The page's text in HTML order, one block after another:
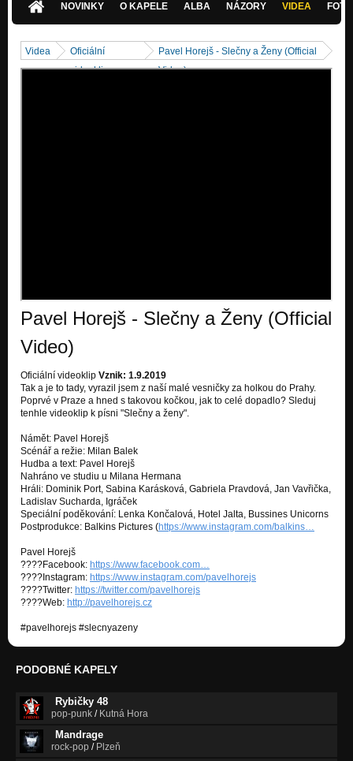
Stíny vestibulu
Souznění
NOVINKY O KAPELE ALBA NÁZORY VIDEA
Videa
Oficiální
videoklipy
Pavel Horejš - Slečny a Ženy (Official
Video)
Pavel Horejš - Slečny a Ženy (Official
Video)
Oficiální videoklip Vznik: 1.9.2019
Tak a je to tady, vyrazil jsem z naší malé vesničky za holkou do Prahy.
Poprvé v Praze a hned s takovou kočkou, jak to celé dopadlo? Sleduj
tenhle videoklip k písni "Slečny a ženy".
Námět: Pavel Horejš
Scénář a režie: Milan Balek
Hudba a text: Pavel Horejš
Nahráno ve studiu u Milana Hermana
Hráli: Dominik Port, Sabina Karásková, Gabriela Pravdová, Jan Vavřička,
Ladislav Sucharda, Igráček
Speciální poděkování: Lenka Končalová, Hotel Jalta, Bussines Unicorns
Postprodukce: Balkins Pictures (https://www.instagram.com/balkins…
Pavel Horejš
????Facebook: https://www.facebook.com…
????Instagram: https://www.instagram.com/pavelhorejs
????Twitter: https://twitter.com/pavelhorejs
????Web: http://pavelhorejs.cz
#pavelhorejs #slecnyazeny
PODOBNÉ KAPELY
Rybičky 48
pop-punk / Kutná Hora
Mandrage
rock-pop / Plzeň